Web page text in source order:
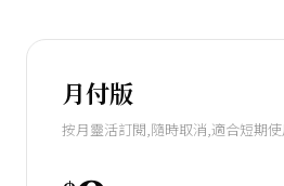
定價方案
月付版
按月靈活訂閱,隨時取消,適合短期使